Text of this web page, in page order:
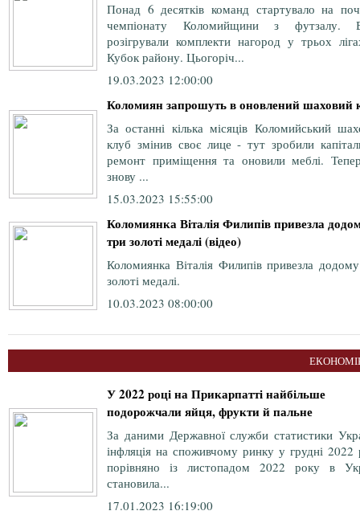
Понад 6 десятків команд стартувало на
чемпіонату Коломийщини з футзалу.
розігрували комплекти нагород у трьох
Кубок району. Цьогоріч...
19.03.2023 12:00:00
Коломиян запрошуть в оновлений шаховий
За останні кілька місяців Коломийський
клуб змінив своє лице - тут зробили
ремонт приміщення та оновили меблі.
знову ...
15.03.2023 15:55:00
Коломиянка Віталія Филипів привезла
три золоті медалі (відео)
Коломиянка Віталія Филипів привезла
золоті медалі.
10.03.2023 08:00:00
У 2022 році на Прикарпатті найбільше
подорожчали яйця, фрукти й пальне
За даними Державної служби статистики
інфляція на споживчому ринку у грудні 2022
порівняно із листопадом 2022 року в
становила...
17.01.2023 16:19:00